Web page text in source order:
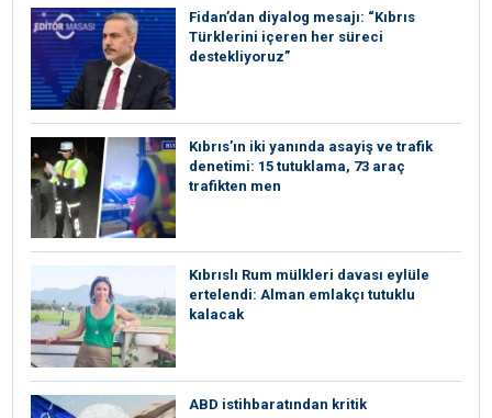
Fidan’dan diyalog mesajı: “Kıbrıs
Türklerini içeren her süreci
destekliyoruz”
Kıbrıs’ın iki yanında asayiş ve trafik
denetimi: 15 tutuklama, 73 araç
trafikten men
Kıbrıslı Rum mülkleri davası eylüle
ertelendi: Alman emlakçı tutuklu
kalacak
ABD istihbaratından kritik